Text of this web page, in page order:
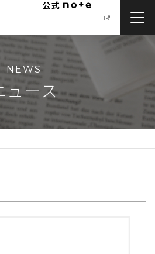
NEWS
ュース